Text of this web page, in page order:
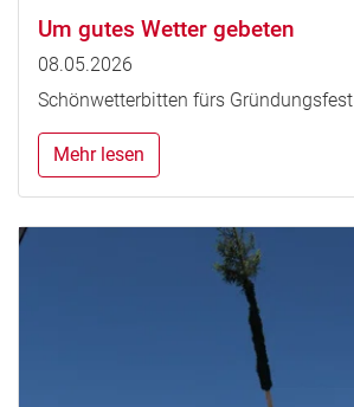
Um gutes Wetter gebeten
08.05.2026
Schönwetterbitten fürs Gründungsfest
Mehr lesen